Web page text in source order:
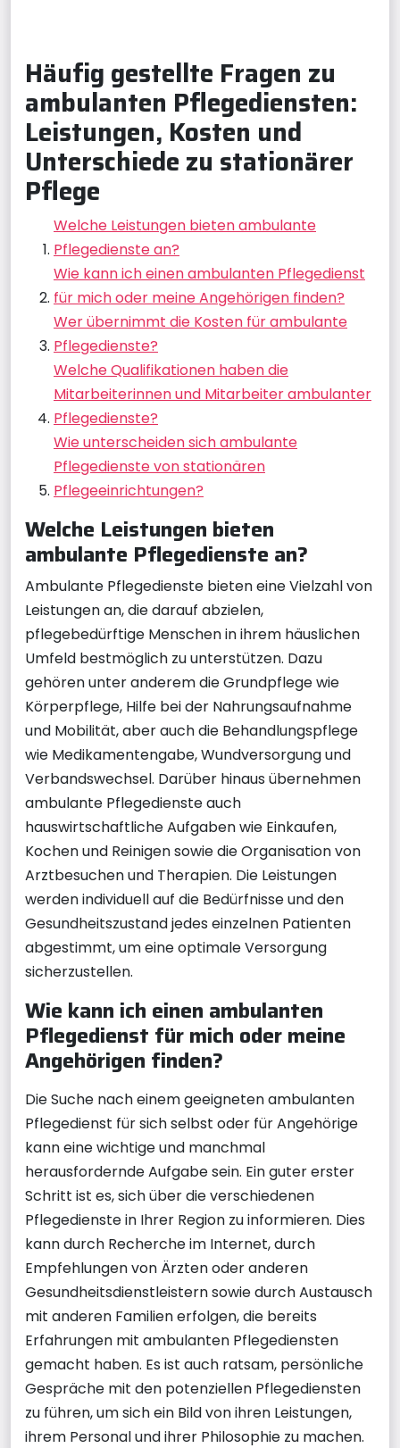
Häufig gestellte Fragen zu
ambulanten Pflegediensten:
Leistungen, Kosten und
Unterschiede zu stationärer
Pflege
Welche Leistungen bieten ambulante
Pflegedienste an?
Wie kann ich einen ambulanten Pflegedienst
für mich oder meine Angehörigen finden?
Wer übernimmt die Kosten für ambulante
Pflegedienste?
Welche Qualifikationen haben die
Mitarbeiterinnen und Mitarbeiter ambulanter
Pflegedienste?
Wie unterscheiden sich ambulante
Pflegedienste von stationären
Pflegeeinrichtungen?
Welche Leistungen bieten
ambulante Pflegedienste an?
Ambulante Pflegedienste bieten eine Vielzahl von
Leistungen an, die darauf abzielen,
pflegebedürftige Menschen in ihrem häuslichen
Umfeld bestmöglich zu unterstützen. Dazu
gehören unter anderem die Grundpflege wie
Körperpflege, Hilfe bei der Nahrungsaufnahme
und Mobilität, aber auch die Behandlungspflege
wie Medikamentengabe, Wundversorgung und
Verbandswechsel. Darüber hinaus übernehmen
ambulante Pflegedienste auch
hauswirtschaftliche Aufgaben wie Einkaufen,
Kochen und Reinigen sowie die Organisation von
Arztbesuchen und Therapien. Die Leistungen
werden individuell auf die Bedürfnisse und den
Gesundheitszustand jedes einzelnen Patienten
abgestimmt, um eine optimale Versorgung
sicherzustellen.
Wie kann ich einen ambulanten
Pflegedienst für mich oder meine
Angehörigen finden?
Die Suche nach einem geeigneten ambulanten
Pflegedienst für sich selbst oder für Angehörige
kann eine wichtige und manchmal
herausfordernde Aufgabe sein. Ein guter erster
Schritt ist es, sich über die verschiedenen
Pflegedienste in Ihrer Region zu informieren. Dies
kann durch Recherche im Internet, durch
Empfehlungen von Ärzten oder anderen
Gesundheitsdienstleistern sowie durch Austausch
mit anderen Familien erfolgen, die bereits
Erfahrungen mit ambulanten Pflegediensten
gemacht haben. Es ist auch ratsam, persönliche
Gespräche mit den potenziellen Pflegediensten
zu führen, um sich ein Bild von ihren Leistungen,
ihrem Personal und ihrer Philosophie zu machen.